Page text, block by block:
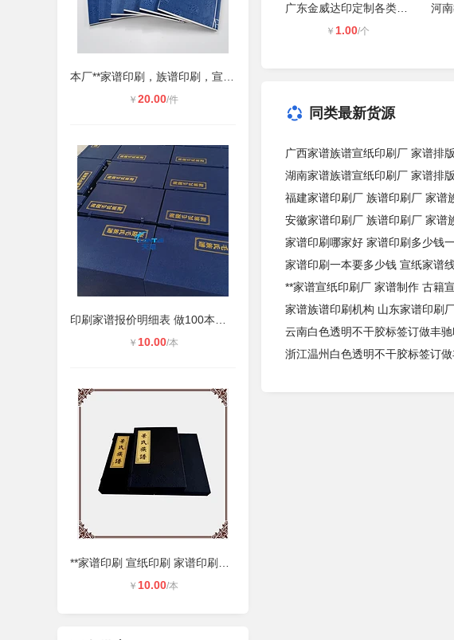
￥ 20.00/件
￥ 10.00/本
￥ 10.00/本
￥ 1.00/个
河
同类最新货源
广西家谱族谱宣纸印刷厂 家谱排
湖南家谱族谱宣纸印刷厂 家谱排
福建家谱印刷厂 族谱印刷厂 家谱
安徽家谱印刷厂 族谱印刷厂 家谱
家谱印刷哪家好 家谱印刷多少钱
家谱印刷一本要多少钱 宣纸家谱
**家谱宣纸印刷厂 家谱制作 古籍宣
家谱族谱印刷机构 山东家谱印刷
云南白色透明不干胶标签订做丰驰
浙江温州白色透明不干胶标签订